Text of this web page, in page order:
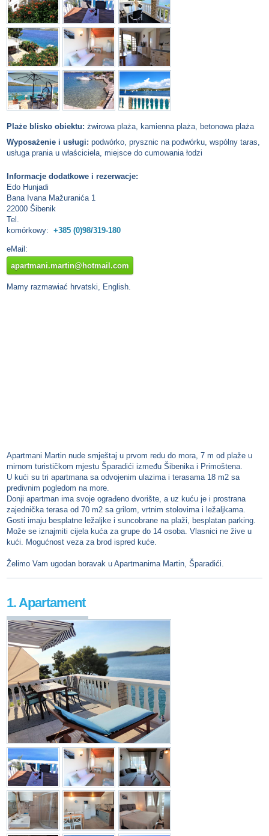
Plaże blisko obiektu: żwirowa plaża, kamienna plaża, betonowa plaża
Wyposażenie i usługi: podwórko, prysznic na podwórku, wspólny taras,
usługa prania u właściciela, miejsce do cumowania łodzi
Informacje dodatkowe i rezerwacje:
Edo Hunjadi
Bana Ivana Mažuranića 1
22000 Šibenik
Tel.
komórkowy: +385 (0)98/319-180
eMail:
apartmani.martin@hotmail.com
Mamy razmawiać hrvatski, English.
Apartmani Martin nude smještaj u prvom redu do mora, 7 m od plaže u
mirnom turističkom mjestu Šparadići između Šibenika i Primoštena.
U kući su tri apartmana sa odvojenim ulazima i terasama 18 m2 sa
predivnim pogledom na more.
Donji apartman ima svoje ograđeno dvorište, a uz kuću je i prostrana
zajednička terasa od 70 m2 sa grilom, vrtnim stolovima i ležaljkama.
Gosti imaju besplatne ležaljke i suncobrane na plaži, besplatan parking.
Može se iznajmiti cijela kuća za grupe do 14 osoba. Vlasnici ne žive u
kući. Mogućnost veza za brod ispred kuće.
Želimo Vam ugodan boravak u Apartmanima Martin, Šparadići.
1. Apartament